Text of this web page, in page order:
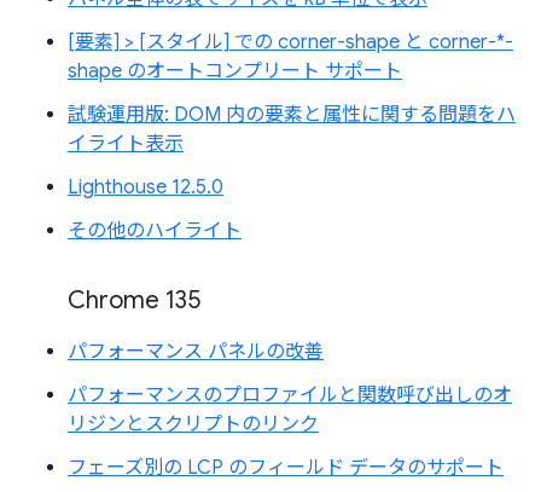
[要素] > [スタイル] での corner-shape と corner-*-
shape のオートコンプリート サポート
試験運用版: DOM 内の要素と属性に関する問題をハ
イライト表示
Lighthouse 12.5.0
その他のハイライト
Chrome 135
パフォーマンス パネルの改善
パフォーマンスのプロファイルと関数呼び出しのオ
リジンとスクリプトのリンク
フェーズ別の LCP のフィールド データのサポート